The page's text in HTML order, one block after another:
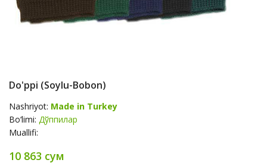
Do'ppi (Soylu-Bobon)
Nashriyot: Made in Turkey
Bo‘limi: Дўппилар
Muallifi:
10 863 сум